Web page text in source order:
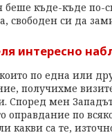
беше къде-къде по-
свободен си да
интересно
по една или
получихме
Според мен
оправдание по
какви са те,